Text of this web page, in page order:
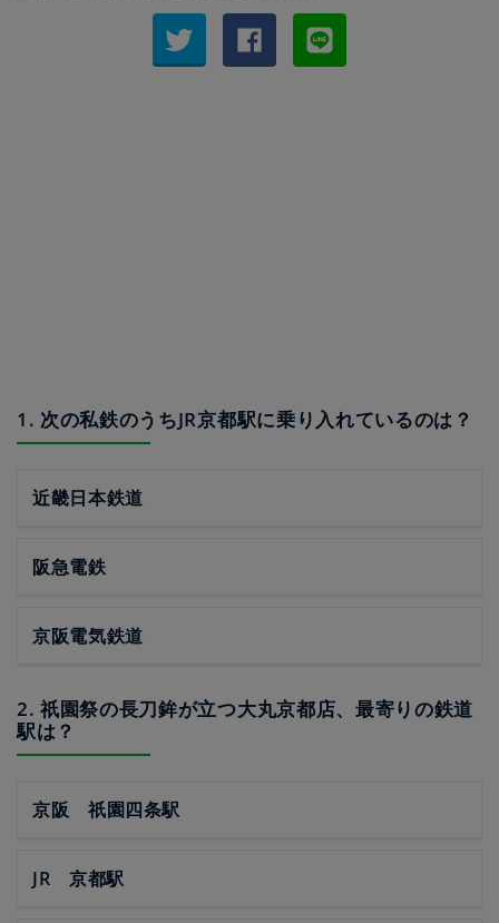
1. 次の私鉄のうちJR京都駅に乗り入れているのは？
近畿日本鉄道
阪急電鉄
京阪電気鉄道
2. 祇園祭の長刀鉾が立つ大丸京都店、最寄りの鉄道
駅は？
京阪 祇園四条駅
JR 京都駅